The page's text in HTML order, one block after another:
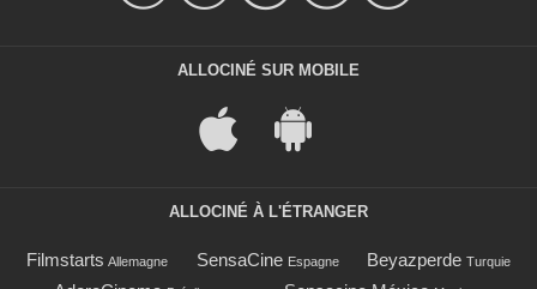
ALLOCINÉ SUR MOBILE
ALLOCINÉ À L'ÉTRANGER
Filmstarts Allemagne SensaCine Espagne Beyazperde Turquie